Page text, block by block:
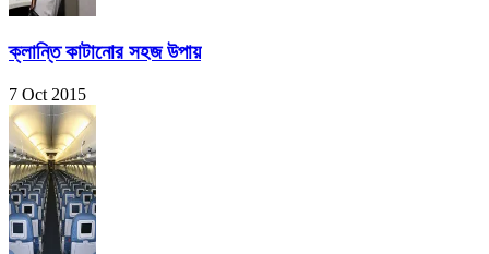
ক্লান্তি কাটানোর সহজ উপায়
7 Oct 2015